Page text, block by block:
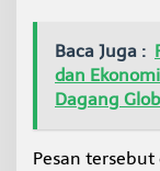
Baca Juga :
dan
Dagang
Pesan